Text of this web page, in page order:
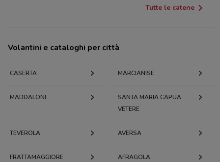
Tutte le catene
Volantini e cataloghi per città
CASERTA MARCIANISE
MADDALONI
SANTA MARIA CAPUA
VETERE
TEVEROLA AVERSA
FRATTAMAGGIORE AFRAGOLA